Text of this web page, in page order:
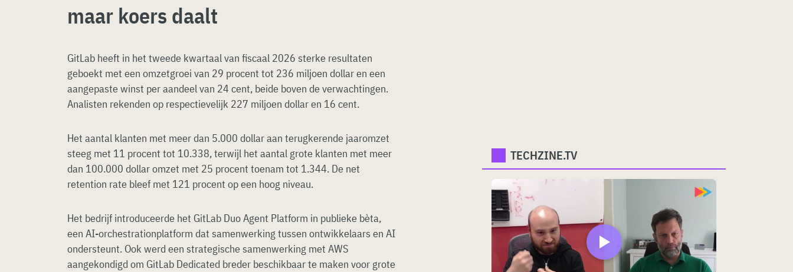
maar koers daalt
GitLab heeft in het tweede kwartaal van fiscaal 2026 sterke resultaten
geboekt met een omzetgroei van 29 procent tot 236 miljoen dollar en een
aangepaste winst per aandeel van 24 cent, beide boven de verwachtingen.
Analisten rekenden op respectievelijk 227 miljoen dollar en 16 cent.
Het aantal klanten met meer dan 5.000 dollar aan terugkerende jaaromzet
steeg met 11 procent tot 10.338, terwijl het aantal grote klanten met meer
dan 100.000 dollar omzet met 25 procent toenam tot 1.344. De net
retention rate bleef met 121 procent op een hoog niveau.
Het bedrijf introduceerde het GitLab Duo Agent Platform in publieke bèta,
een AI-orchestrationplatform dat samenwerking tussen ontwikkelaars en AI
ondersteunt. Ook werd een strategische samenwerking met AWS
aangekondigd om GitLab Dedicated breder beschikbaar te maken voor grote
TECHZINE.TV